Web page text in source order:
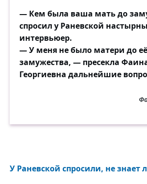
— Кем была ваша мать до
спросил у Раневской
интервьюер.
— У меня не было матери до её
замужества, — пресекла
Георгиевна дальнейшие
У Раневской спросили, не